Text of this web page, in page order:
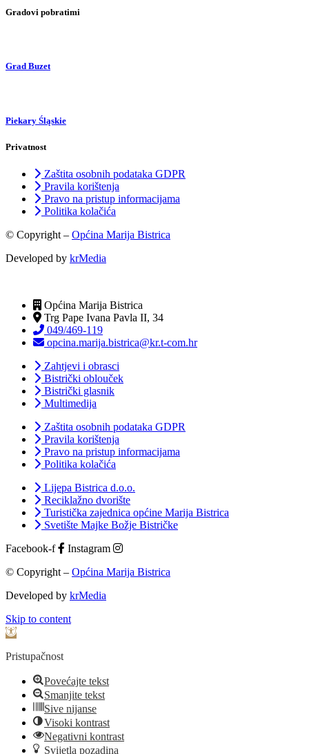
Gradovi pobratimi
Grad Buzet
Piekary Śląskie
Privatnost
Zaštita osobnih podataka GDPR
Pravila korištenja
Pravo na pristup informacijama
Politika kolačića
© Copyright – Općina Marija Bistrica
Developed by krMedia
Općina Marija Bistrica
Trg Pape Ivana Pavla II, 34
049/469-119
opcina.marija.bistrica@kr.t-com.hr
Zahtjevi i obrasci
Bistrički oblouček
Bistrički glasnik
Multimedija
Zaštita osobnih podataka GDPR
Pravila korištenja
Pravo na pristup informacijama
Politika kolačića
Lijepa Bistrica d.o.o.
Reciklažno dvorište
Turistička zajednica općine Marija Bistrica
Svetište Majke Božje Bistričke
Facebook-f
Instagram
© Copyright – Općina Marija Bistrica
Developed by krMedia
Skip to content
Open toolbar
Pristupačnost
Povećajte tekst
Smanjite tekst
Sive nijanse
Visoki kontrast
Negativni kontrast
Svijetla pozadina